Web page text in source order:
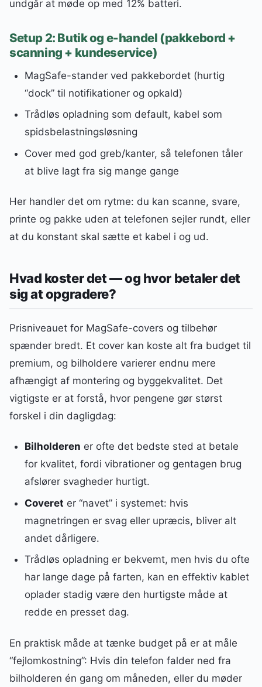
undgår at møde op med 12% batteri.
Setup 2: Butik og e-handel (pakkebord +
scanning + kundeservice)
MagSafe-stander ved pakkebordet (hurtig
“dock” til notifikationer og opkald)
Trådløs opladning som default, kabel som
spidsbelastningsløsning
Cover med god greb/kanter, så telefonen tåler
at blive lagt fra sig mange gange
Her handler det om rytme: du kan scanne, svare,
printe og pakke uden at telefonen sejler rundt, eller
at du konstant skal sætte et kabel i og ud.
Hvad koster det — og hvor betaler det
sig at opgradere?
Prisniveauet for MagSafe-covers og tilbehør
spænder bredt. Et cover kan koste alt fra budget til
premium, og bilholdere varierer endnu mere
afhængigt af montering og byggekvalitet. Det
vigtigste er at forstå, hvor pengene gør størst
forskel i din dagligdag:
Bilholderen er ofte det bedste sted at betale
for kvalitet, fordi vibrationer og gentagen brug
afslører svagheder hurtigt.
Coveret er “navet” i systemet: hvis
magnetringen er svag eller upræcis, bliver alt
andet dårligere.
Trådløs opladning er bekvemt, men hvis du ofte
har lange dage på farten, kan en effektiv kablet
oplader stadig være den hurtigste måde at
redde en presset dag.
En praktisk måde at tænke budget på er at måle
“fejlomkostning”: Hvis din telefon falder ned fra
bilholderen én gang om måneden, eller du møder